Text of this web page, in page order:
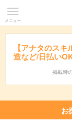
メニュー
【アナタのス
造など/日払い
掲載時
お